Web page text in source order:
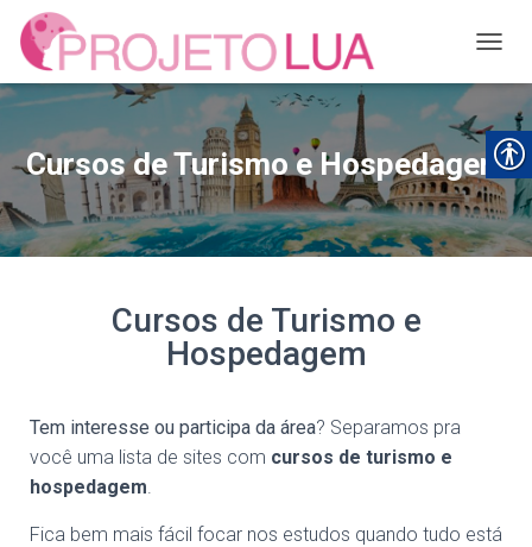
Cursos de Turismo e Hospedagem
Cursos de Turismo e
Hospedagem
Tem interesse ou participa da área? Separamos pra
você uma lista de sites com cursos de turismo e
hospedagem.
Fica bem mais fácil focar nos estudos quando tudo está